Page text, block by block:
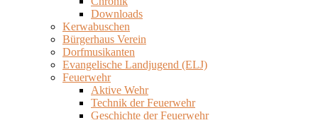
Downloads
Kerwabuschen
Bürgerhaus Verein
Dorfmusikanten
Evangelische Landjugend (ELJ)
Feuerwehr
Aktive Wehr
Technik der Feuerwehr
Geschichte der Feuerwehr